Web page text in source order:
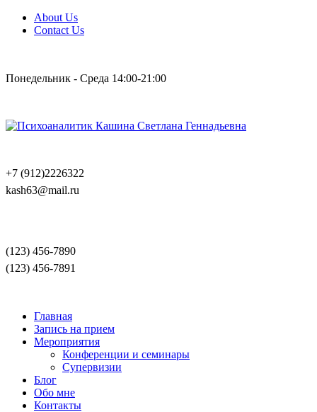
About Us
Contact Us
Понедельник - Среда 14:00-21:00
+7 (912)2226322
kash63@mail.ru
(123) 456-7890
(123) 456-7891
Главная
Запись на прием
Мероприятия
Конференции и семинары
Супервизии
Блог
Обо мне
Контакты